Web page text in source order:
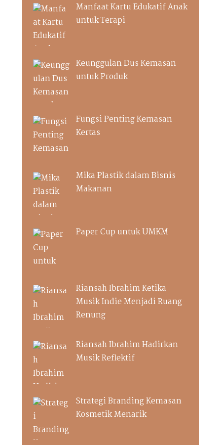
Manfaat Kartu Edukatif Anak
untuk Terapi
Keunggulan Dus Kemasan
untuk Produk
Fungsi Penting Kemasan
Kertas
Mika Plastik dalam Bisnis
Makanan
Paper Cup untuk UMKM
Riansah Ibrahim Ketika
Musik Indie Menjadi Ruang
Renung
Riansah Ibrahim Hadirkan
Musik Reflektif
Strategi Branding Kemasan
Kosmetik Menarik